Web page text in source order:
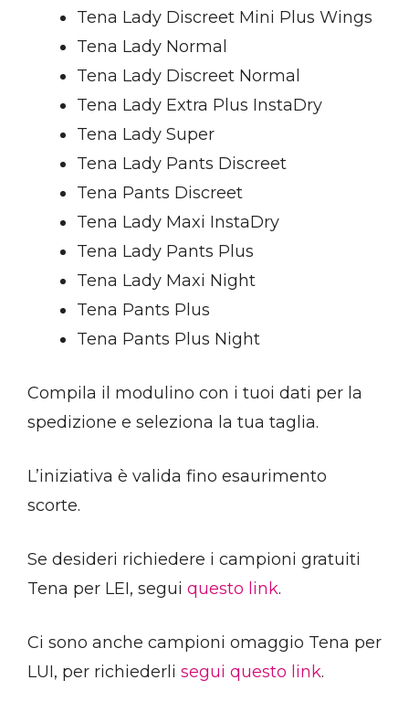
Tena Lady Discreet Mini Plus Wings
Tena Lady Normal
Tena Lady Discreet Normal
Tena Lady Extra Plus InstaDry
Tena Lady Super
Tena Lady Pants Discreet
Tena Pants Discreet
Tena Lady Maxi InstaDry
Tena Lady Pants Plus
Tena Lady Maxi Night
Tena Pants Plus
Tena Pants Plus Night
Compila il modulino con i tuoi dati per la
spedizione e seleziona la tua taglia.
L’iniziativa è valida fino esaurimento
scorte.
Se desideri richiedere i campioni gratuiti
Tena per LEI, segui questo link.
Ci sono anche campioni omaggio Tena per
LUI, per richiederli segui questo link.